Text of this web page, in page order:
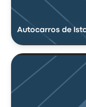
Autocarros de